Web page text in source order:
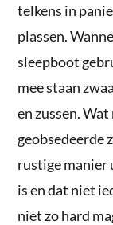
telkens in
plassen.
sleepboot
mee staan
en zussen.
geobsedeerde
rustige manier
is en dat niet
niet zo hard